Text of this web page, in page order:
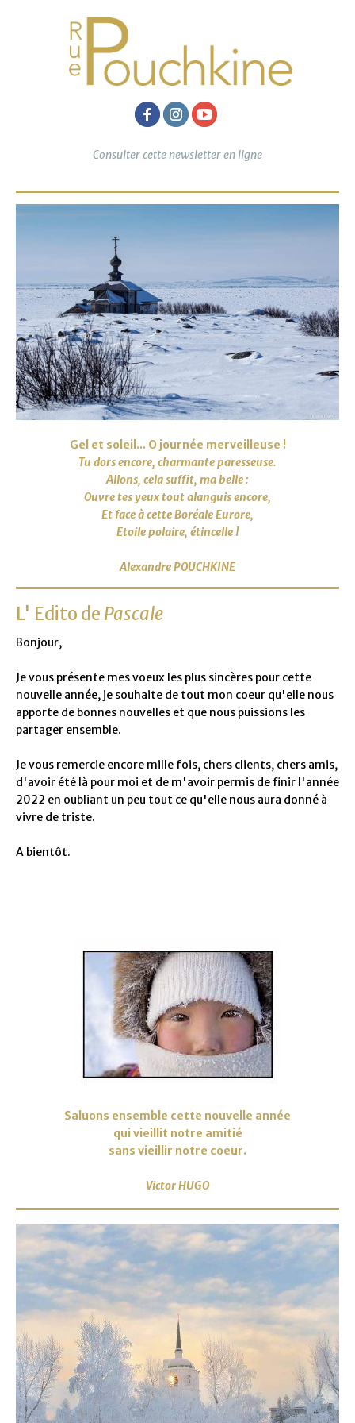
Consulter cette newsletter en ligne
Gel et soleil... O journée merveilleuse !
Tu dors encore, charmante paresseuse.
Allons, cela suffit, ma belle :
Ouvre tes yeux tout alanguis encore,
Et face à cette Boréale Eurore,
Etoile polaire, étincelle !
Alexandre POUCHKINE
L' Edito de Pascale
Bonjour,
Je vous présente mes voeux les plus sincères pour cette
nouvelle année, je souhaite de tout mon coeur qu'elle nous
apporte de bonnes nouvelles et que nous puissions les
partager ensemble.
Je vous remercie encore mille fois, chers clients, chers amis,
d'avoir été là pour moi et de m'avoir permis de finir l'année
2022 en oubliant un peu tout ce qu'elle nous aura donné à
vivre de triste.
A bientôt.
Saluons ensemble cette nouvelle année
qui vieillit notre amitié
sans vieillir notre coeur.
Victor HUGO